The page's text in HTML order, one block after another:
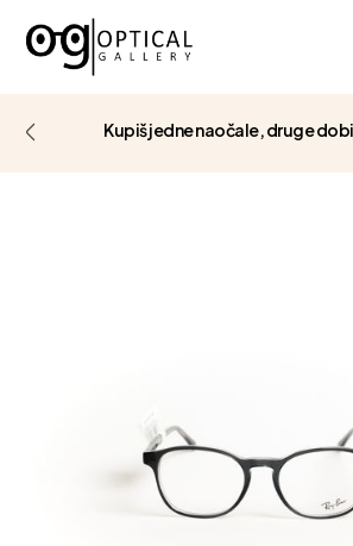
Kupiš jedne naočale, druge